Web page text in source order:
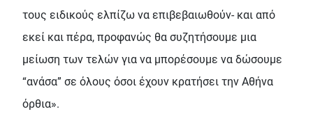
τους ειδικούς ελπίζω να επιβεβαιωθούν- και από
εκεί και πέρα, προφανώς θα συζητήσουμε μια
μείωση των τελών για να μπορέσουμε να δώσουμε
“ανάσα” σε όλους όσοι έχουν κρατήσει την Αθήνα
όρθια».